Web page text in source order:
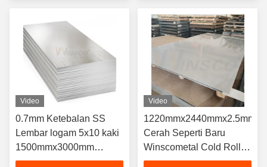
Video
0.7mm Ketebalan SS
Lembar logam 5x10 kaki
1500mmx3000mm
Lembar stainless steel
Video
1220mmx2440mmx2.5mm
Cerah Seperti Baru
Winscometal Cold Rolled
Stainless Steel 4ftx8ft 2b